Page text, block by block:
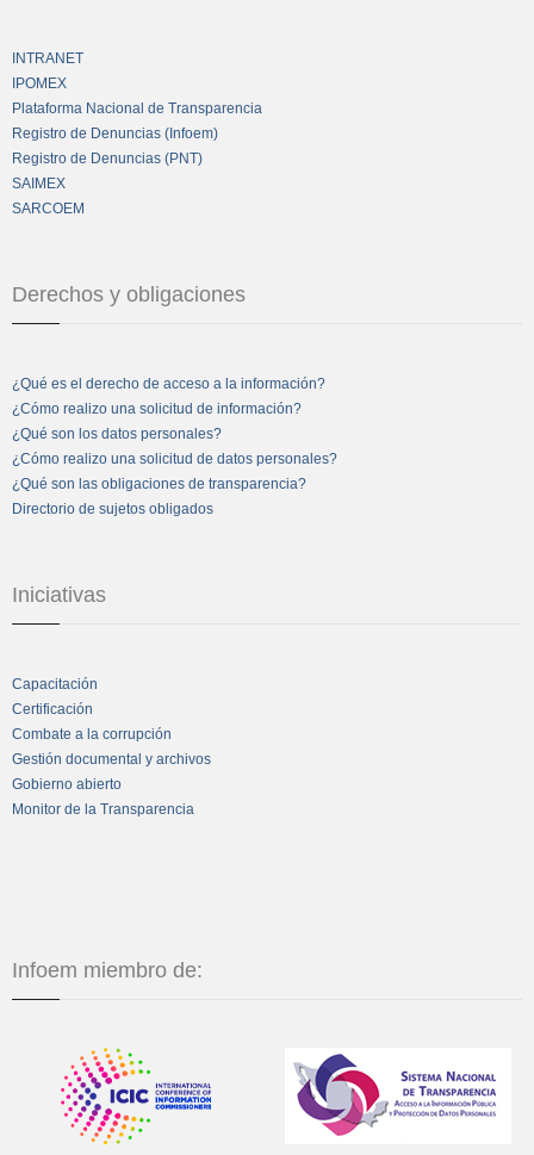
INTRANET
IPOMEX
Plataforma Nacional de Transparencia
Registro de Denuncias (Infoem)
Registro de Denuncias (PNT)
SAIMEX
SARCOEM
Derechos y obligaciones
¿Qué es el derecho de acceso a la información?
¿Cómo realizo una solicitud de información?
¿Qué son los datos personales?
¿Cómo realizo una solicitud de datos personales?
¿Qué son las obligaciones de transparencia?
Directorio de sujetos obligados
Iniciativas
Capacitación
Certificación
Combate a la corrupción
Gestión documental y archivos
Gobierno abierto
Monitor de la Transparencia
Infoem miembro de: